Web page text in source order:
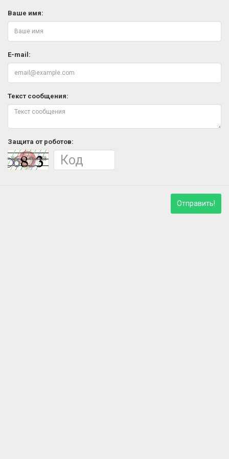
Ваше имя:
E-mail:
Текст сообщения:
Защита от роботов:
Отправить!